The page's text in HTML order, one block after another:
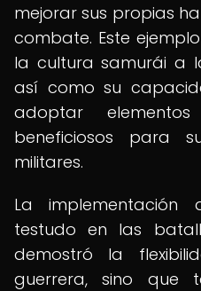
mejorar sus propias
combate. Este
la cultura samurái a
así como su
adoptar
beneficiosos para
militares.
La
testudo en las
demostró la
guerrera, sino que